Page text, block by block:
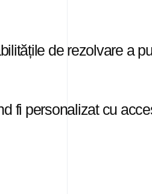
de rezolvare a
fi personalizat cu